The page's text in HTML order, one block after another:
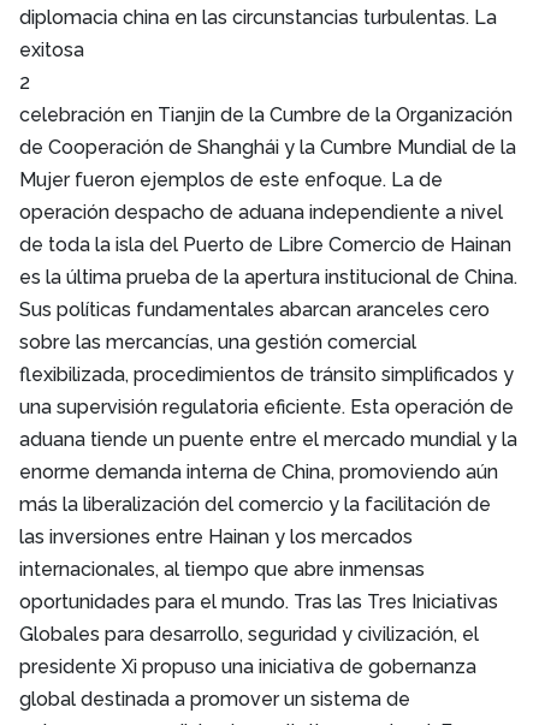
diplomacia china en las circunstancias turbulentas. La
exitosa
2
celebración en Tianjin de la Cumbre de la Organización
de Cooperación de Shanghái y la Cumbre Mundial de la
Mujer fueron ejemplos de este enfoque. La de
operación despacho de aduana independiente a nivel
de toda la isla del Puerto de Libre Comercio de Hainan
es la última prueba de la apertura institucional de China.
Sus políticas fundamentales abarcan aranceles cero
sobre las mercancías, una gestión comercial
flexibilizada, procedimientos de tránsito simplificados y
una supervisión regulatoria eficiente. Esta operación de
aduana tiende un puente entre el mercado mundial y la
enorme demanda interna de China, promoviendo aún
más la liberalización del comercio y la facilitación de
las inversiones entre Hainan y los mercados
internacionales, al tiempo que abre inmensas
oportunidades para el mundo. Tras las Tres Iniciativas
Globales para desarrollo, seguridad y civilización, el
presidente Xi propuso una iniciativa de gobernanza
global destinada a promover un sistema de